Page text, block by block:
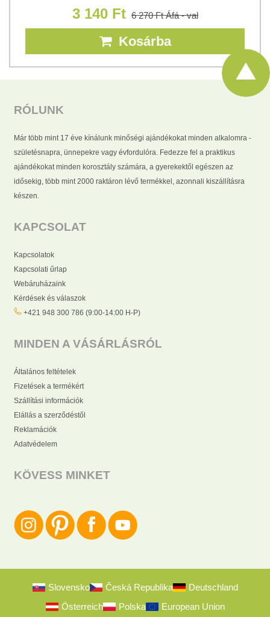
3 140 Ft 6 270 FtÁfá - val
Kosárba
RÓLUNK
Már több mint 17 éve kínálunk minőségi ajándékokat minden alkalomra -
születésnapra, ünnepekre vagy évfordulóra. Fedezze fel a praktikus
ajándékokat minden korosztály számára, a gyerekektől egészen az
idősekig, több mint 2000 raktáron lévő termékkel, azonnali kiszállításra
készen.
KAPCSOLAT
Kapcsolatok
Kapcsolati űrlap
Webáruházaink
Kérdések és válaszok
+421 948 300 786 (9:00-14:00 H-P)
MINDEN A VÁSÁRLÁSRÓL
Általános feltételek
Fizetések a termékért
Szállítási információk
Elállás a szerződéstől
Reklamációk
Adatvédelem
KÖVESS MINKET
Slovensko Česká Republika
Deutschland
Österreich
Polska European Union